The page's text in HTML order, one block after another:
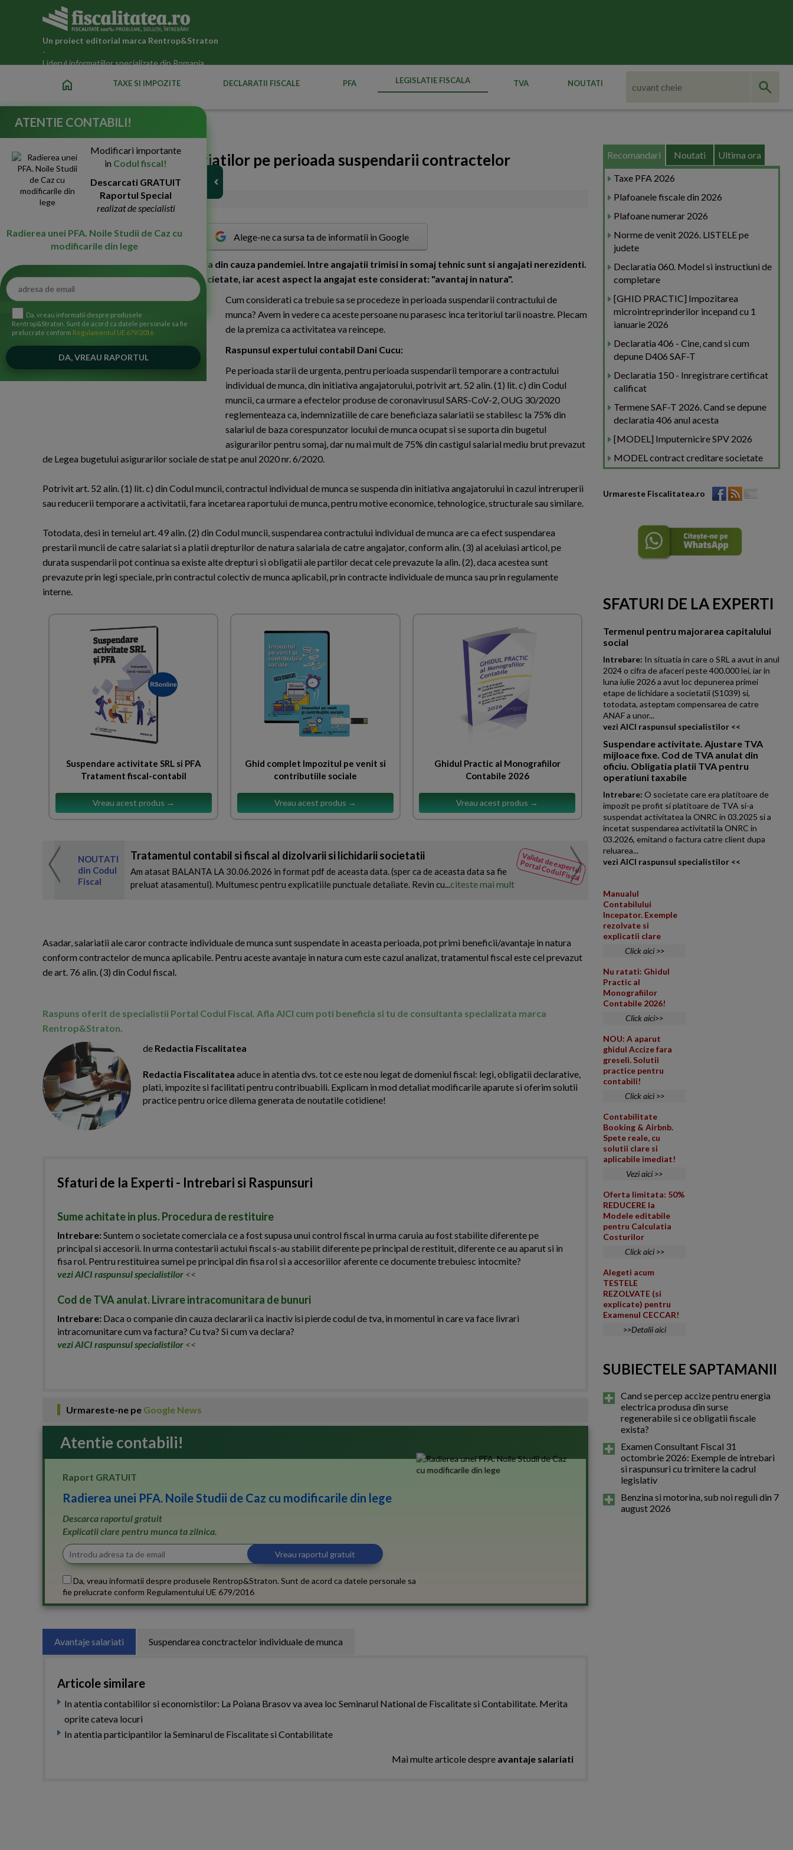
Un proiect editorial marca Rentrop&Straton
-
Liderul informatiilor specializate din Romania
home TAXE SI IMPOZITE DECLARATII FISCALE PFA LEGISLATIE FISCALA TVA NOUTATI
Avantaje acordate salariatilor pe perioada suspendarii contractelor
individuale de munca
08-Mai-2020 3732
Alege-ne ca sursa ta de informatii in Google
Societatea X are activitatea intrerupta din cauza pandemiei. Intre angajatii trimisi in somaj tehnic sunt si angajati nerezidenti.
Acestora li se achita chiria de catre societate, iar acest aspect la angajat este considerat: "avantaj in natura".
Cum considerati ca trebuie sa se procedeze in perioada suspendarii contractului de
munca? Avem in vedere ca aceste persoane nu parasesc inca teritoriul tarii noastre. Plecam
de la premiza ca activitatea va reincepe.
Raspunsul expertului contabil Dani Cucu:
Pe perioada starii de urgenta, pentru perioada suspendarii temporare a contractului
individual de munca, din initiativa angajatorului, potrivit art. 52 alin. (1) lit. c) din Codul
muncii, ca urmare a efectelor produse de coronavirusul SARS-CoV-2, OUG 30/2020
reglementeaza ca, indemnizatiile de care beneficiaza salariatii se stabilesc la 75% din
salariul de baza corespunzator locului de munca ocupat si se suporta din bugetul
asigurarilor pentru somaj, dar nu mai mult de 75% din castigul salarial mediu brut prevazut
de Legea bugetului asigurarilor sociale de stat pe anul 2020 nr. 6/2020.
Potrivit art. 52 alin. (1) lit. c) din Codul muncii, contractul individual de munca se suspenda din initiativa angajatorului in cazul intreruperii
sau reducerii temporare a activitatii, fara incetarea raportului de munca, pentru motive economice, tehnologice, structurale sau similare.
Totodata, desi in temeiul art. 49 alin. (2) din Codul muncii, suspendarea contractului individual de munca are ca efect suspendarea
prestarii muncii de catre salariat si a platii drepturilor de natura salariala de catre angajator, conform alin. (3) al aceluiasi articol, pe
durata suspendarii pot continua sa existe alte drepturi si obligatii ale partilor decat cele prevazute la alin. (2), daca acestea sunt
prevazute prin legi speciale, prin contractul colectiv de munca aplicabil, prin contracte individuale de munca sau prin regulamente
interne.
Suspendare activitate SRL si PFA
Tratament fiscal-contabil
Vreau acest produs →
Ghid complet Impozitul pe venit si
contributiile sociale
Vreau acest produs →
Ghidul Practic al Monografiilor
Contabile 2026
Vreau acest produs →
NOUTATI
din Codul
Fiscal
Validat de expertul
Portal Codul Fiscal
Tratamentul contabil si fiscal al dizolvarii si lichidarii societatii
Am atasat BALANTA LA 30.06.2026 in format pdf de aceasta data. (sper ca de aceasta data sa fie
preluat atasamentul). Multumesc pentru explicatiile punctuale detaliate. Revin cu...citeste mai mult
NOUTATI
conditii speciale de
Asadar, salariatii ale caror contracte individuale de munca sunt suspendate in aceasta perioada, pot primi beneficii/avantaje in natura
conform contractelor de munca aplicabile. Pentru aceste avantaje in natura cum este cazul analizat, tratamentul fiscal este cel prevazut
de art. 76 alin. (3) din Codul fiscal.
Raspuns oferit de specialistii Portal Codul Fiscal. Afla AICI cum poti beneficia si tu de consultanta specializata marca
Rentrop&Straton.
de Redactia Fiscalitatea
Redactia Fiscalitatea aduce in atentia dvs. tot ce este nou legat de domeniul fiscal: legi, obligatii declarative,
plati, impozite si facilitati pentru contribuabili. Explicam in mod detaliat modificarile aparute si oferim solutii
practice pentru orice dilema generata de noutatile cotidiene!
Sfaturi de la Experti - Intrebari si Raspunsuri
Sume achitate in plus. Procedura de restituire
Intrebare:Suntem o societate comerciala ce a fost supusa unui control fiscal in urma caruia au fost stabilite diferente pe
principal si accesorii. In urma contestarii actului fiscal s-au stabilit diferente pe principal de restituit, diferente ce au aparut si in
fisa rol. Pentru restituirea sumei pe principal din fisa rol si a accesoriilor aferente ce documente trebuiesc intocmite?
vezi AICI raspunsul specialistilor <<
Cod de TVA anulat. Livrare intracomunitara de bunuri
Intrebare: Daca o companie din cauza declararii ca inactiv isi pierde codul de tva, in momentul in care va face livrari
intracomunitare cum va factura? Cu tva? Si cum va declara?
vezi AICI raspunsul specialistilor <<
Urmareste-ne pe Google News
Atentie contabili!
Raport GRATUIT
Radierea unei PFA. Noile Studii de Caz cu modificarile din lege
Descarca raportul gratuit
Explicatii clare pentru munca ta zilnica.
Da, vreau informatii despre produsele Rentrop&Straton. Sunt de acord ca datele personale sa
fie prelucrate conform Regulamentului UE 679/2016
Avantaje salariati Suspendarea conctractelor individuale de munca
Articole similare
In atentia contabililor si economistilor: La Poiana Brasov va avea loc Seminarul National de Fiscalitate si Contabilitate. Merita
oprite cateva locuri
In atentia participantilor la Seminarul de Fiscalitate si Contabilitate
Mai multe articole despre avantaje salariati
Recomandari Noutati Ultima ora
Taxe PFA 2026
Plafoanele fiscale din 2026
Plafoane numerar 2026
Norme de venit 2026. LISTELE pe
judete
Declaratia 060. Model si instructiuni de
completare
[GHID PRACTIC] Impozitarea
microintreprinderilor incepand cu 1
ianuarie 2026
Declaratia 406 - Cine, cand si cum
depune D406 SAF-T
Declaratia 150 - Inregistrare certificat
calificat
Termene SAF-T 2026. Cand se depune
declaratia 406 anul acesta
[MODEL] Imputernicire SPV 2026
MODEL contract creditare societate
Urmareste Fiscalitatea.ro
SFATURI DE LA EXPERTI
Termenul pentru majorarea capitalului
social
Intrebare: In situatia in care o SRL a avut in anul
2024 o cifra de afaceri peste 400.000 lei, iar in
luna iulie 2026 a avut loc depunerea primei
etape de lichidare a societatii (S1039) si,
totodata, asteptam compensarea de catre
ANAF a unor...
vezi AICI raspunsul specialistilor <<
Suspendare activitate. Ajustare TVA
mijloace fixe. Cod de TVA anulat din
oficiu. Obligatia platii TVA pentru
operatiuni taxabile
Intrebare: O societate care era platitoare de
impozit pe profit si platitoare de TVA si-a
suspendat activitatea la ONRC in 03.2025 si a
incetat suspendarea activitatii la ONRC in
03.2026, emitand o factura catre client dupa
reluarea...
vezi AICI raspunsul specialistilor <<
Manualul
Contabilului
Incepator. Exemple
rezolvate si
explicatii clare
Click aici >>
Nu ratati: Ghidul
Practic al
Monografiilor
Contabile 2026!
Click aici>>
NOU: A aparut
ghidul Accize fara
greseli. Solutii
practice pentru
contabili!
Click aici >>
Contabilitate
Booking & Airbnb.
Spete reale, cu
solutii clare si
aplicabile imediat!
Vezi aici >>
Oferta limitata: 50%
REDUCERE la
Modele editabile
pentru Calculatia
Costurilor
Click aici >>
Alegeti acum
TESTELE
REZOLVATE (si
explicate) pentru
Examenul CECCAR!
>>Detalii aici
SUBIECTELE SAPTAMANII
Cand se percep accize pentru energia
electrica produsa din surse
regenerabile si ce obligatii fiscale
exista?
Examen Consultant Fiscal 31
octombrie 2026: Exemple de intrebari
si raspunsuri cu trimitere la cadrul
legislativ
Benzina si motorina, sub noi reguli din 7
august 2026
ATENTIE CONTABILI!
Modificari importante
in Codul fiscal!
Descarcati GRATUIT
Raportul Special
realizat de specialisti
Radierea unei PFA. Noile Studii de Caz cu
modificarile din lege
Da, vreau informatii despre produsele
Rentrop&Straton. Sunt de acord ca datele personale sa fie
prelucrate conform Regulamentul UE 679/2016